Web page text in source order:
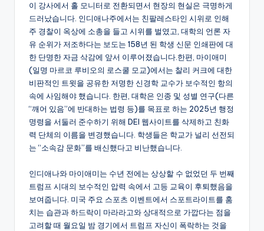
이 강사에서 홀 모니터로 전환되면서 현장의 현실은 극명하게
드러났습니다. 인디애나주에서는 친팔레스타인 시위로 인해
주 경찰이 옥상에 소총을 들고 시위를 벌였고, 대학의 언론 자
유 순위가 저조하다는 보도는 158년 된 학생 신문 인쇄판에 대
한 단명한 자금 삭감에 앞서 이루어졌습니다.한편, 마이애미
(일명 마르코 루비오의 로스쿨 모교)에서는 찰리 커크에 대한
비판적인 트윗을 공유한 저명한 신경학 교수가 보수적인 항의
속에 사임해야 했습니다. 한편, 대학은 인종 및 성별 연구(다른
“깨어 있음”에 반대하는 법령 등)를 목표로 하는 2025년 행정
명령을 서둘러 준수하기 위해 DEI 웹사이트를 삭제하고 친화
력 단체의 이름을 변경했습니다. 학생들은 학교가 널리 선전되
는 “소속감 문화”를 배신했다고 비난했습니다.
인디애나와 마이애미는 수년 전에는 상상할 수 없었던 두 번째
트럼프 시대의 보수적인 압력 속에서 고등 교육이 후퇴했음을
보여줍니다. 미국 주요 스포츠 이벤트에서 스포트라이트를 훔
치는 습관과 하드락이 마라라고와 상대적으로 가깝다는 점을
고려할 때 월요일 밤 경기에서 트럼프 자신이 폭락하는 것을